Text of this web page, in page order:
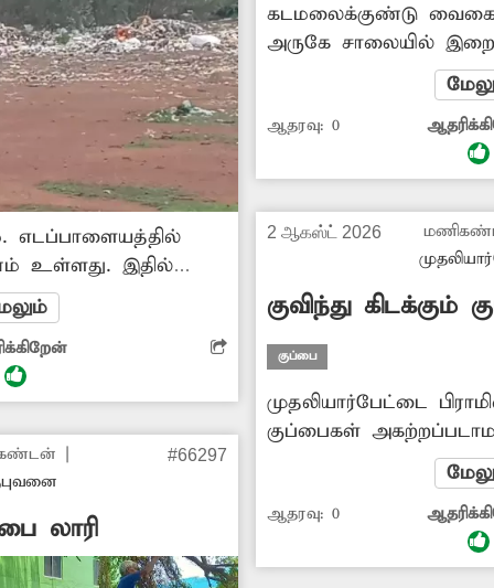
எடப்பாளையத்தில்
உள்ளது. இதில்
சிறுமிகள்
ஏராளமானோர்
ஆனால், இந்த
குப்பைகள்
அந்த பகுதி
உண்டாகிறது.
நடவடிக்கை
#66297
லாரி
கடமலைக்குண்டு
அருகே சாலையில்
வீசப்படுகின்றன.
முழுவதும் துர்நாற்றம்
சுகாதாரக்கேடும்
பொதுமக்களுக்கு நோய்
உள்ளது. எனவே
இறைச்சிக்கழிவுகளை
கொட்டுபவர்கள் மீதும்
எடுக்க
ஆதரவு:0
2 ஆகஸ்ட் 2026
குவிந்து கிடக்கும்
குப்பை
முதலியார்பேட்டை
குப்பைகள்
கிடக்கிறது. இதனால்
தொற்றுநோய் பரவும்
குப்பைகளை
நடவடிக்கை எடுக்க
ஆதரவு:0